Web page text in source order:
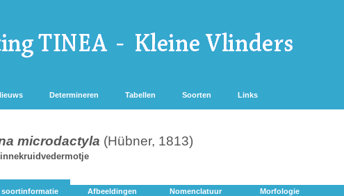
Determineren Tabellen Soorten Links
microdactyla (Hübner, 1813)
soortinformatie Afbeeldingen Nomenclatuur Morfologie